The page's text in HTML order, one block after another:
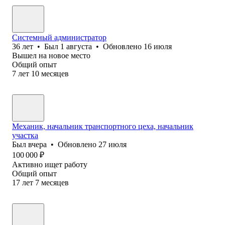
Системный администратор
36 лет • Был 1 августа • Обновлено 16 июля
Вышел на новое место
Общий опыт
7 лет 10 месяцев
Механик, начальник транспортного цеха, начальник
участка
Был вчера • Обновлено 27 июля
100 000 ₽
Активно ищет работу
Общий опыт
17 лет 7 месяцев